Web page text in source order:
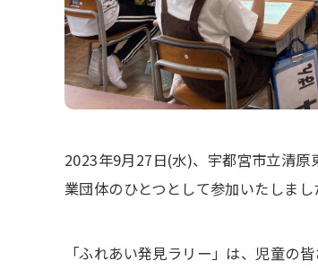
2023年9月27日(水)、宇都宮市立清
業団体のひとつとして参加いたしまし
「ふれあい発見ラリー」は、児童の